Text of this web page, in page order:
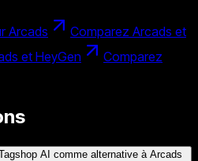
Arcads
Comparez Arcads et
et HeyGen
Comparez
AI comme alternative à Arcads